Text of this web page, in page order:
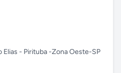
Elias - Pirituba -Zona Oeste-SP